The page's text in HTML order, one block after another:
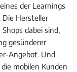
der Learnings
Die Hersteller
dabei sind,
gesünderer
Angebot. Und
mobilen Kunden